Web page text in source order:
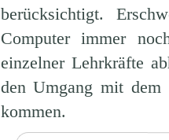
berücksichtigt.
Computer immer
einzelner Lehrkräfte
den Umgang mit
kommen.